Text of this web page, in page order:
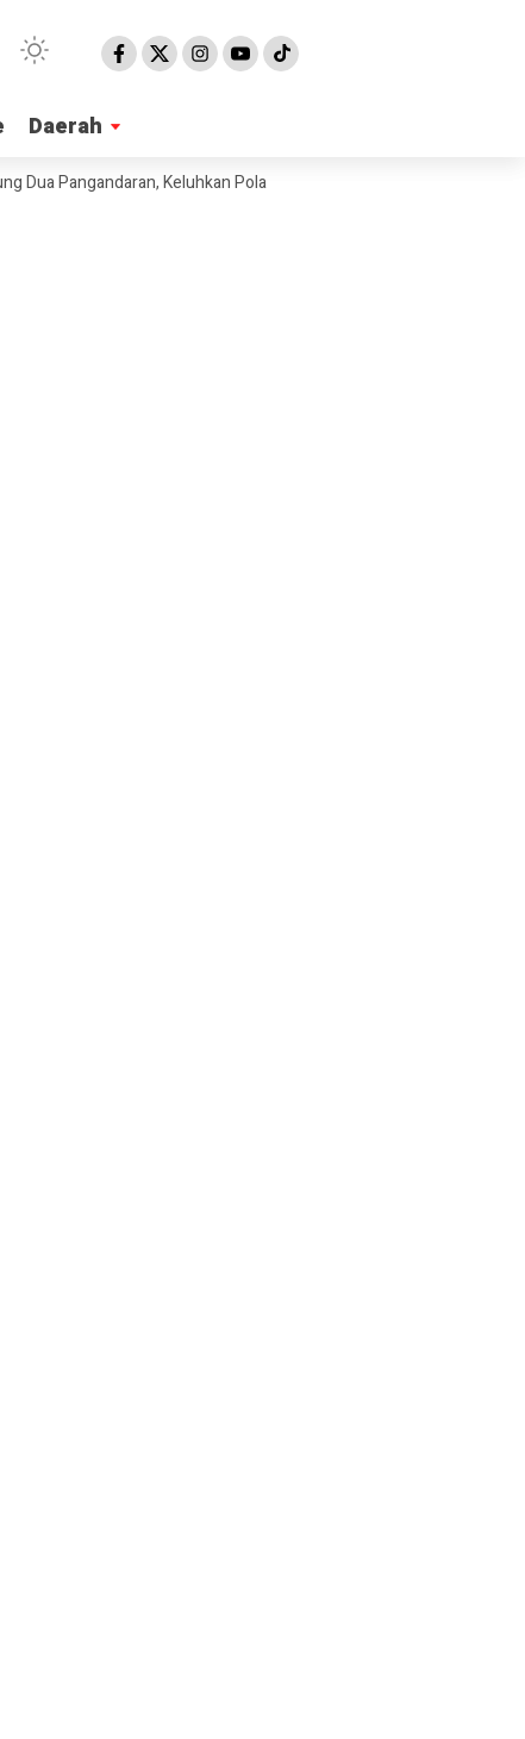
Daerah
Daerah
Keluhkan Pola Pengadaan Bahan Baku MBG